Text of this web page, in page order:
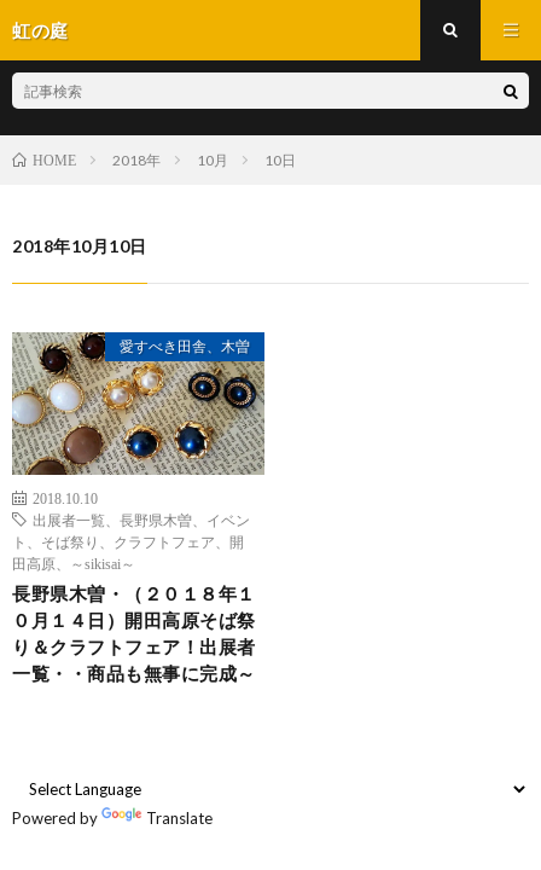
虹の庭
HOME 2018年 10月 10日
2018年10月10日
愛すべき田舎、木曽
2018.10.10
出展者一覧、長野県木曽、イベン
ト、そば祭り、クラフトフェア、開
田高原、～sikisai～
長野県木曽・（２０１８年１
０月１４日）開田高原そば祭
り＆クラフトフェア！出展者
一覧・・商品も無事に完成～
Powered by Translate